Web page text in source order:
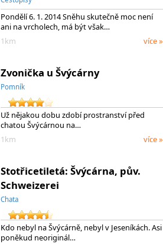
Pondělí 6. 1. 2014 Sněhu skutečně moc není
ani na vrcholech, má být však…
1km
více »
Zvonička u Švýcárny
Pomník
Už nějakou dobu zdobí prostranství před
chatou Švýcárnou na…
1km
více »
Stotřicetiletá: Švýcárna, pův.
Schweizerei
Chata
Kdo nebyl na Švýcárně, nebyl v Jeseníkách. Asi
poněkud neoriginál…